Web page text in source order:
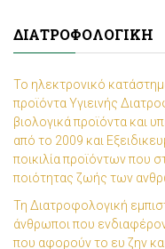
ΔΙΑΤΡΟΦΟΛΟΓΙΚΉ
Το ηλεκτρονικό
προϊόντα Υγιεινής
βιολογικά προϊόντα και
από το 2009 και
ποικιλία προϊόντων που
ποιότητας ζωής των
Τη Διατροφολογική
άνθρωποι που
που αφορούν το ευ ζην